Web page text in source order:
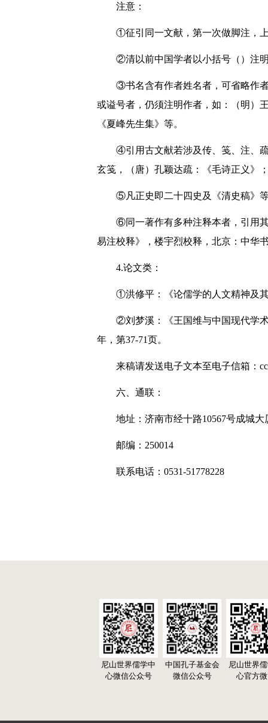
注意：
①征引同一文献，第一次做脚注，
②清以前中国学者以小括号（）注
③书名含有作者姓名者，可省略作
或谥号者，仍须注明作者，如：（明）
《夏峰先生集》等。
④引用古文献若涉及传、笺、注、
玄笺，（唐）孔颖达疏：《毛诗正义》
⑤凡正史即二十四史及《清史稿》
⑥同一著作有多种注释本者，引用
易注校释》，楼宇烈校释，北京：中华
4.论文类：
①洪修平：《论儒学的人文精神及
②刘梦溪：《王国维与中国现代学
年，第37-71页。
来稿请发送电子文本至电子信箱：
六、通联：
地址：济南市经十路10567号成城
邮编：250014
联系电话：0531-51778228
尼山世界儒学中
心微信公众号
中国孔子基金会
微信公众号
尼山世界
心官方